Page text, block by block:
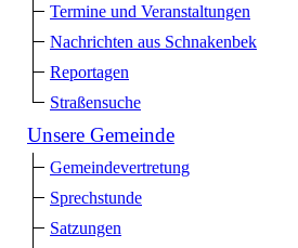
Termine und Veranstaltungen
Nachrichten aus Schnakenbek
Reportagen
Straßensuche
Unsere Gemeinde
Gemeindevertretung
Sprechstunde
Satzungen